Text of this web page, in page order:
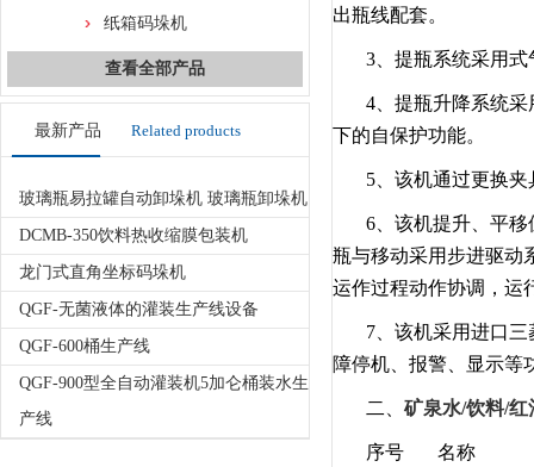
纸箱码垛机
查看全部产品
最新产品 Related products
玻璃瓶易拉罐自动卸垛机 玻璃瓶卸垛机
DCMB-350饮料热收缩膜包装机
龙门式直角坐标码垛机
QGF-无菌液体的灌装生产线设备
QGF-600桶生产线
QGF-900型全自动灌装机5加仑桶装水生
产线
出瓶线配套。
3、提瓶系统采用
4、提瓶升降系统
下的自保护功能。
5、该机通过更换
6、该机提升、平
瓶与移动采用步进驱动
运作过程动作协调，运
7、该机采用进口
障停机、报警、显示等
二、 矿泉水/饮料/
序号
名称